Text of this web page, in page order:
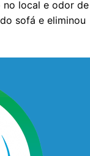
no local e odor de
sofá e eliminou